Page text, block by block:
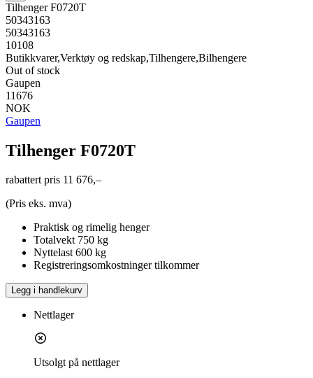
Tilhenger F0720T
50343163
50343163
10108
Butikkvarer,Verktøy og redskap,Tilhengere,Bilhengere
Out of stock
Gaupen
11676
NOK
Gaupen
Tilhenger F0720T
rabattert pris 11 676,–
(Pris eks. mva)
Praktisk og rimelig henger
Totalvekt 750 kg
Nyttelast 600 kg
Registreringsomkostninger tilkommer
Legg i handlekurv
Nettlager
Utsolgt på nettlager